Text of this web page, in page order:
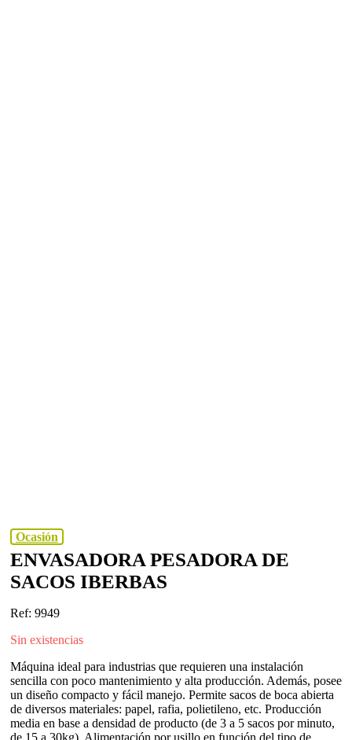
Ocasión
ENVASADORA PESADORA DE
SACOS IBERBAS
Ref: 9949
Sin existencias
Máquina ideal para industrias que requieren una instalación
sencilla con poco mantenimiento y alta producción. Además, posee
un diseño compacto y fácil manejo. Permite sacos de boca abierta
de diversos materiales: papel, rafia, polietileno, etc. Producción
media en base a densidad de producto (de 3 a 5 sacos por minuto,
de 15 a 30kg). Alimentación por usillo en función del tipo de